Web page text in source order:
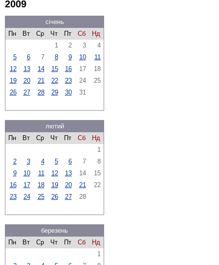
2009
січень
Пн
Вт Ср Чт Пт Сб
Нд
1
2 3
4
5
6 7 8 9 10
11
12
13 14 15 16 17
18
19
20 21 22 23 24
25
26
27 28 29 30 31
лютий
Пн
Вт Ср Чт Пт Сб
Нд
1
2
3 4 5 6 7
8
9
10 11 12 13 14
15
16
17 18 19 20 21
22
23
24 25 26 27 28
березень
Пн
Вт Ср Чт Пт Сб
Нд
1